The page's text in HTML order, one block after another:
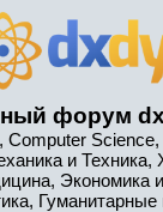
форум
и Техника,
Экономика
Гуманитарные